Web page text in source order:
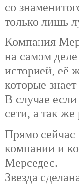
со
только лишь
Компания
на самом
историей, её
которые
В случае если
сети, а так
Прямо сейчас
компании и
Мерседес.
Звезда